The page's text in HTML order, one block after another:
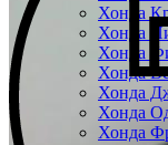
Хонда
Хонда
Хонда
Хонда
Хонда
Хонда
Хонда